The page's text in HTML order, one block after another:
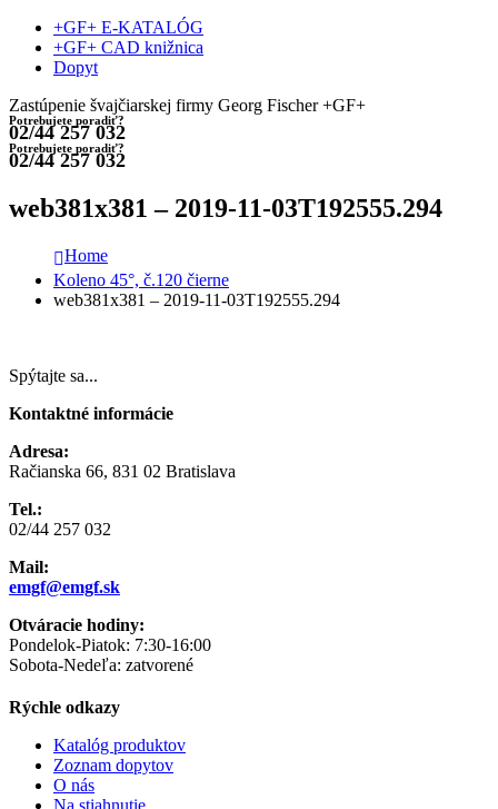
+GF+ E-KATALÓG
+GF+ CAD knižnica
Dopyt
Zastúpenie švajčiarskej firmy Georg Fischer +GF+
Potrebujete poradiť?
02/44 257 032
Potrebujete poradiť?
02/44 257 032
web381x381 – 2019-11-03T192555.294
Home
Koleno 45°, č.120 čierne
web381x381 – 2019-11-03T192555.294
Spýtajte sa...
Kontaktné informácie
Adresa:
Račianska 66, 831 02 Bratislava
Tel.:
02/44 257 032
Mail:
emgf@emgf.sk
Otváracie hodiny:
Pondelok-Piatok: 7:30-16:00
Sobota-Nedeľa: zatvorené
Rýchle odkazy
Katalóg produktov
Zoznam dopytov
O nás
Na stiahnutie